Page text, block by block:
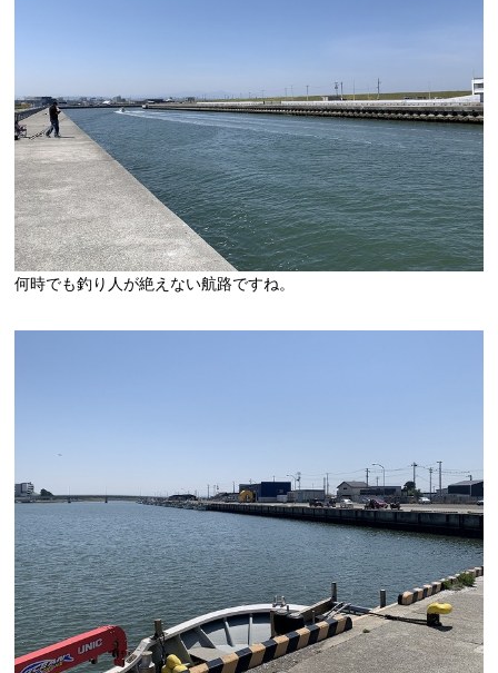
何時でも釣り人が絶えない航路ですね。